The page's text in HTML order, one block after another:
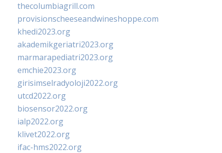
thecolumbiagrill.com
provisionscheeseandwineshoppe.com
khedi2023.org
akademikgeriatri2023.org
marmarapediatri2023.org
emchie2023.org
girisimselradyoloji2022.org
utcd2022.org
biosensor2022.org
ialp2022.org
klivet2022.org
ifac-hms2022.org